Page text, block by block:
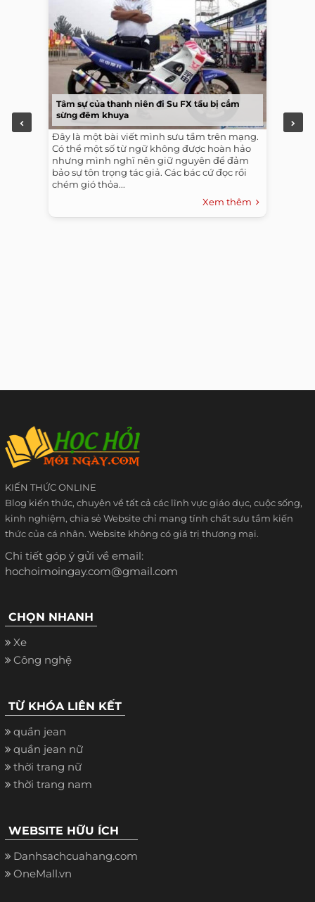
Tâm sự của thanh niên đi Su FX tầu bị cắm
sừng đêm khuya
Đây là một bài viết mình sưu tầm trên mạng.
Có thể một số từ ngữ không được hoàn hảo
nhưng mình nghĩ nên giữ nguyên để đảm
bảo sự tôn trọng tác giả. Các bác cứ đọc rồi
chém gió thỏa...
Xem thêm
KIẾN THỨC ONLINE
Blog kiến thức, chuyên về tất cả các lĩnh vực giáo dục, cuộc sống,
kinh nghiệm, chia sẻ Website chỉ mang tính chất sưu tầm kiến
thức của cá nhân. Website không có giá trị thương mại.
Chi tiết góp ý gửi về email:
hochoimoingay.com@gmail.com
CHỌN NHANH
Xe
Công nghệ
TỪ KHÓA LIÊN KẾT
quần jean
quần jean nữ
thời trang nữ
thời trang nam
WEBSITE HỮU ÍCH
Danhsachcuahang.com
OneMall.vn